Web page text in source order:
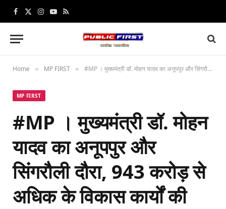
Facebook
X
Instagram
YouTube
RSS
Home » MP FIRST » #MP । मुख्यमंत्री डॉ. मोहन यादव का अनूपपुर और सिंगरौली दौरा, 943 करोड़ से अधिक के विकास कार्यों की सौगात
MP FIRST
#MP । मुख्यमंत्री डॉ. मोहन
यादव का अनूपपुर और
सिंगरौली दौरा, 943 करोड़ से
अधिक के विकास कार्यों की